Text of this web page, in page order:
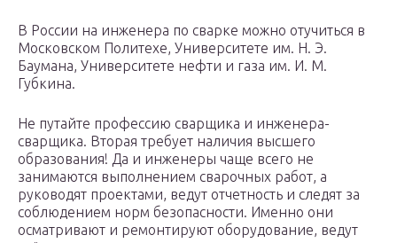
В России на инженера по сварке можно отучиться в
Московском Политехе, Университете им. Н. Э.
Баумана, Университете нефти и газа им. И. М.
Губкина.
Не путайте профессию сварщика и инженера-
сварщика. Вторая требует наличия высшего
образования! Да и инженеры чаще всего не
занимаются выполнением сварочных работ, а
руководят проектами, ведут отчетность и следят за
соблюдением норм безопасности. Именно они
осматривают и ремонтируют оборудование, ведут